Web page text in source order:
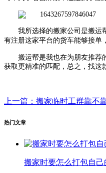
我所选择的搬家公司是搬运
有注册这家平台的货车能够接单
搬运帮是我也在为朋友推荐
获取更精准的匹配，总之，找这
上一篇：搬家临时工群靠不
热门文章
搬家时要怎么打包自己